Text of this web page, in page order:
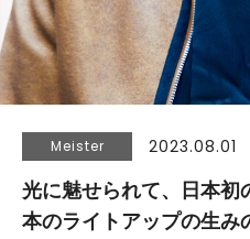
Meister
2023.08.01
光に魅せられて、日本初
本のライトアップの生み